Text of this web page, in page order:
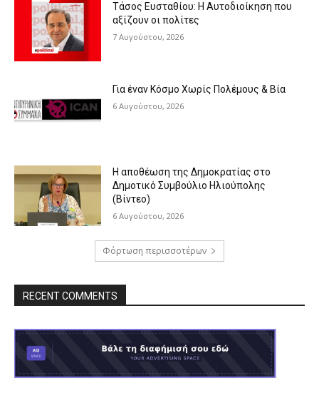
Τάσος Ευσταθίου: Η Αυτοδιοίκηση που
αξίζουν οι πολίτες
7 Αυγούστου, 2026
Για έναν Κόσμο Χωρίς Πολέμους & Βία
6 Αυγούστου, 2026
Η αποθέωση της Δημοκρατίας στο
Δημοτικό Συμβούλιο Ηλιούπολης
(Βίντεο)
6 Αυγούστου, 2026
Φόρτωση περισσοτέρων
RECENT COMMENTS